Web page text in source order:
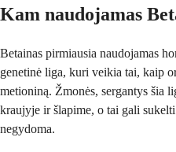
Kam naudojamas
Betainas pirmiausia naudojamas
genetinė liga, kuri veikia tai, kaip
metioniną. Žmonės, sergantys šia
kraujyje ir šlapime, o tai gali
negydoma.